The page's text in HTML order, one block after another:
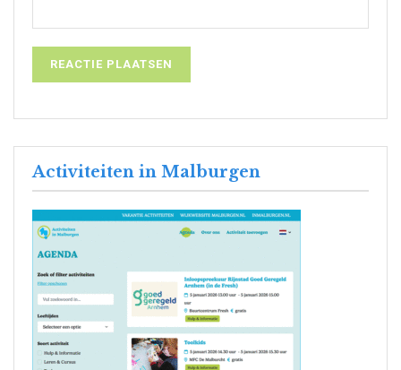
Activiteiten in Malburgen